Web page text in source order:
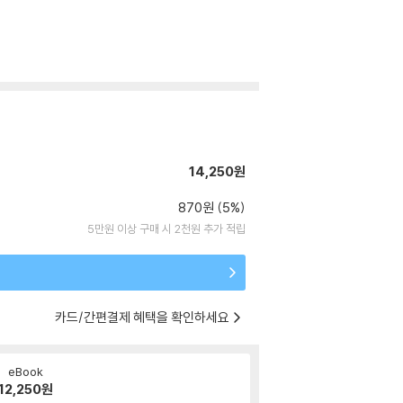
14,250원
870원 (5%)
5만원 이상 구매 시 2천원 추가 적립
카드/간편결제 혜택을 확인하세요
eBook
원